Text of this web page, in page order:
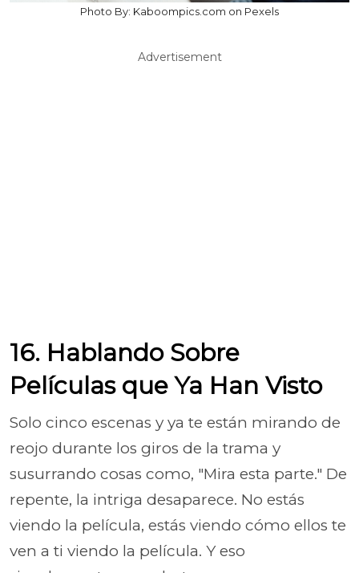
Photo By: Kaboompics.com on Pexels
Advertisement
16. Hablando Sobre
Películas que Ya Han Visto
Solo cinco escenas y ya te están mirando de
reojo durante los giros de la trama y
susurrando cosas como, "Mira esta parte." De
repente, la intriga desaparece. No estás
viendo la película, estás viendo cómo ellos te
ven a ti viendo la película. Y eso